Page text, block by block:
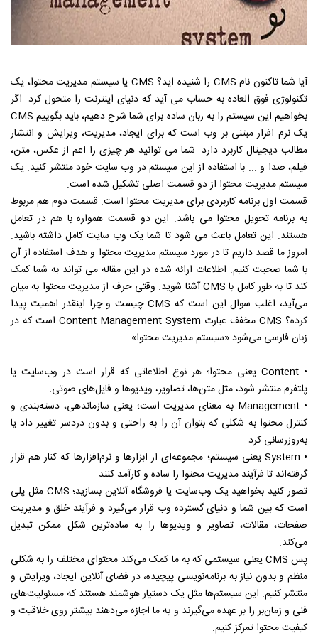
آیا شما تاکنون نام CMS را شنیده اید؟ CMS یا سیستم مدیریت محتوا، یک
تکنولوژی فوق العاده به حساب می آید که دنیای اینترنت را متحول کرد. اگر
بخواهیم این سیستم را به زبان ساده برای شما شرح دهیم، باید بگوییم CMS
یک نرم افزار مبتنی بر وب است که برای ایجاد، مدیریت، ویرایش و انتشار
مطالب دیجیتال کاربرد دارد. شما می توانید هر چیزی را اعم از عکس، متن،
فیلم، صدا و ... با استفاده از این سیستم در وب سایت خود منتشر کنید. یک
سیستم مدیریت محتوا از دو قسمت اصلی تشکیل شده است.
قسمت اول برنامه کاربردی برای مدیریت محتوا است. قسمت دوم هم مربوط
به برنامه تحویل محتوا می باشد. این دو قسمت همواره با هم در تعامل
هستند. این تعامل باعث می شود تا شما یک وب سایت کامل داشته باشید.
امروز ما قصد داریم تا در مورد سیستم مدیریت محتوا و هدف استفاده از آن
با شما صحبت کنیم. اطلاعات ارائه شده در این مقاله می تواند به شما کمک
کند تا به طور کامل با CMS آشنا شوید. وقتی حرف از مدیریت محتوا به میان
می‌آید، اغلب سوال این است که CMS چیست و چرا اینقدر اهمیت پیدا
کرده؟ CMS مخفف عبارت Content Management System است که در
زبان فارسی می‌شود «سیستم مدیریت محتوا»
• Content یعنی محتوا؛ هر نوع اطلاعاتی که قرار است در وب‌سایت یا
پلتفرم منتشر شود، مثل متن‌ها، تصاویر، ویدیوها و فایل‌های صوتی.
• Management به معنای مدیریت است؛ یعنی سازماندهی، دسته‌بندی و
کنترل محتوا به شکلی که بتوان آن را به راحتی و بدون دردسر تغییر داد یا
به‌روزرسانی کرد.
• System یعنی سیستم؛ مجموعه‌ای از ابزارها و نرم‌افزارها که کنار هم قرار
گرفته‌اند تا فرآیند مدیریت محتوا را ساده و کارآمد کنند.
تصور کنید بخواهید یک وب‌سایت یا فروشگاه آنلاین بسازید؛ CMS مثل پلی
است که بین شما و دنیای گسترده وب قرار می‌گیرد و فرآیند خلق و مدیریت
صفحات، مقالات، تصاویر و ویدیوها را به ساده‌ترین شکل ممکن تبدیل
می‌کند.
پس CMS یعنی سیستمی که به ما کمک می‌کند محتوای مختلف را به شکلی
منظم و بدون نیاز به برنامه‌نویسی پیچیده، در فضای آنلاین ایجاد، ویرایش و
منتشر کنیم. این سیستم‌ها مثل یک دستیار هوشمند هستند که مسئولیت‌های
فنی و زمان‌بر را بر عهده می‌گیرند و به ما اجازه می‌دهند بیشتر روی خلاقیت و
کیفیت محتوا تمرکز کنیم.